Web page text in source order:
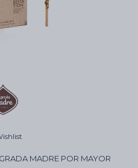
MADRE POR MAYOR